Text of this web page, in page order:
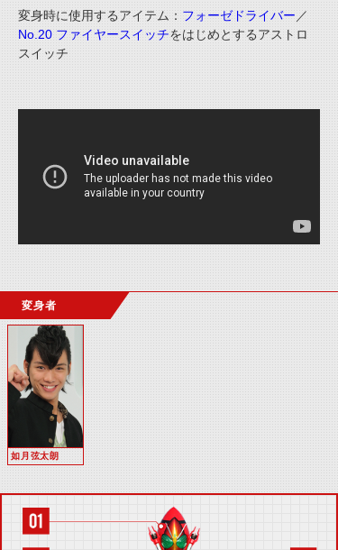
変身時に使用するアイテム： フォーゼドライバー ／
No.20 ファイヤースイッチをはじめとするアストロ
スイッチ
変身者
如月弦太朗